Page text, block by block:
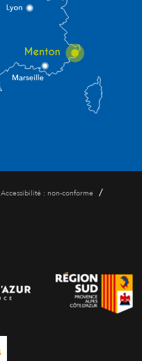
Accessibilité : non-conforme /